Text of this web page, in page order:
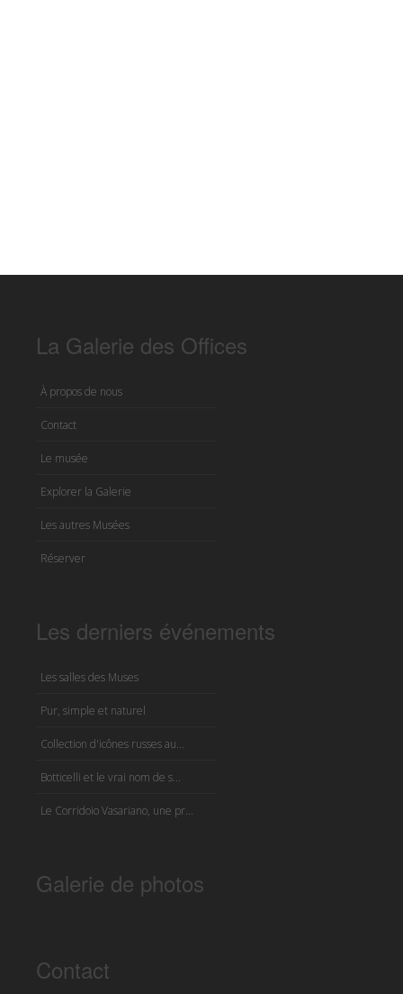
La Galerie des Offices
À propos de nous
Contact
Le musée
Explorer la Galerie
Les autres Musées
Réserver
Les derniers événements
Les salles des Muses
Pur, simple et naturel
Collection d'icônes russes au...
Botticelli et le vrai nom de s...
Le Corridoio Vasariano, une pr...
Galerie de photos
Contact